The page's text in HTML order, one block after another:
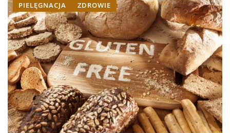
PIELĘGNACJA ZDROWIE